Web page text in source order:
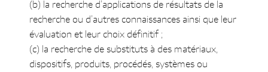
(b) la recherche d’applications de résultats de la
recherche ou d’autres connaissances ainsi que leur
évaluation et leur choix définitif ;
(c) la recherche de substituts à des matériaux,
dispositifs, produits, procédés, systèmes ou